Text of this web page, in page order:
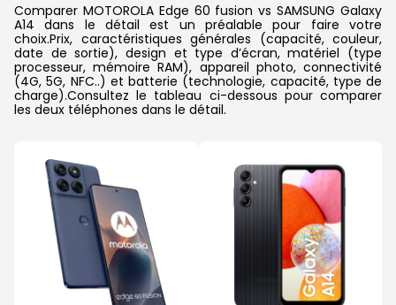
Comparer MOTOROLA Edge 60 fusion vs SAMSUNG Galaxy
A14 dans le détail est un préalable pour faire votre
choix.Prix, caractéristiques générales (capacité, couleur,
date de sortie), design et type d’écran, matériel (type
processeur, mémoire RAM), appareil photo, connectivité
(4G, 5G, NFC..) et batterie (technologie, capacité, type de
charge).Consultez le tableau ci-dessous pour comparer
les deux téléphones dans le détail.